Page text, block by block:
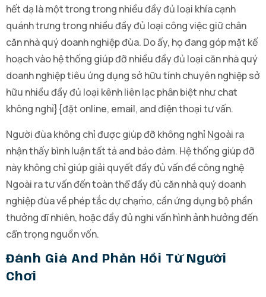
hết dạ là một trong trong nhiều đầy đủ loại khía cạnh
quánh trưng trong nhiều đầy đủ loại công việc giữ chân
căn nhà quý doanh nghiệp đùa. Do ấy, họ đang góp mặt kế
hoạch vào hệ thống giúp đỡ nhiều đầy đủ loại căn nhà quý
doanh nghiệp tiêu ứng dụng sở hữu tính chuyên nghiệp sở
hữu nhiều đầy đủ loại kênh liên lạc phân biệt như chat
không nghỉ}{đặt online, email, and điện thoại tư vấn.
Người đùa không chỉ được giúp đỡ không nghỉ Ngoài ra
nhận thấy bình luận tất tả and bảo đảm. Hệ thống giúp đỡ
này không chỉ giúp giải quyết đầy đủ vấn đề công nghệ
Ngoài ra tư vấn đến toàn thể đầy đủ căn nhà quý doanh
nghiệp đùa về phép tắc dự chạm̀o, cần ứng dụng bộ phần
thưởng dĩ nhiên, hoặc đầy đủ nghi vấn hình ảnh hưởng đến
cẩn trọng nguồn vốn.
Đánh Giá And Phản Hồi Từ Người
Chơi